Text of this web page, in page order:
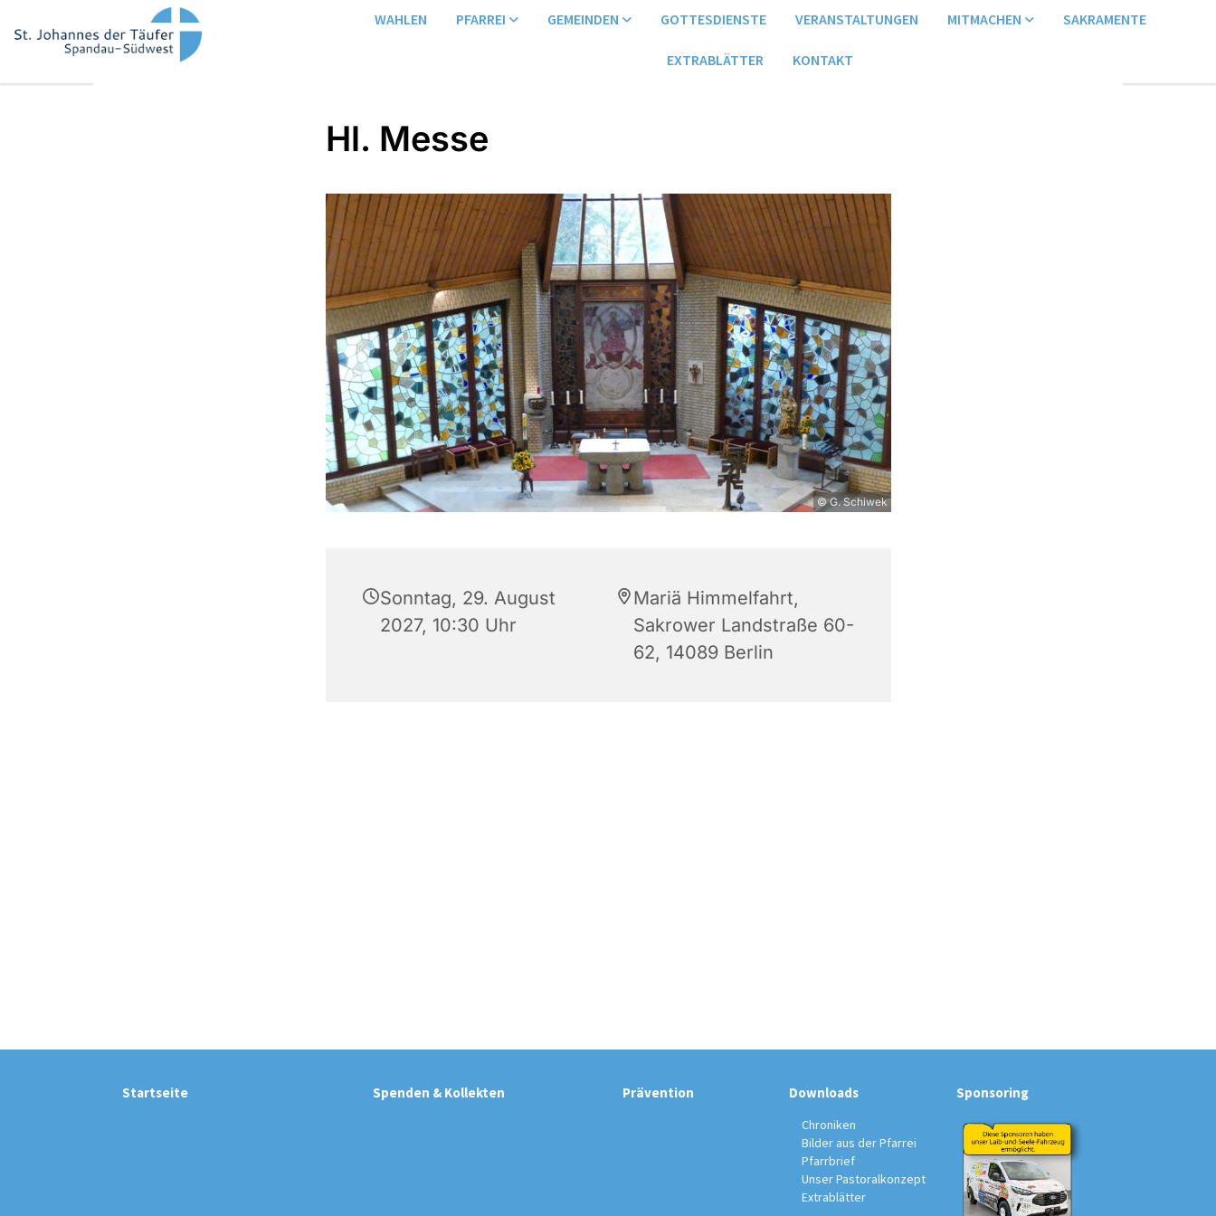
WAHLEN PFARREI GEMEINDEN GOTTESDIENSTE VERANSTALTUNGEN MITMACHEN SAKRAMENTE
EXTRABLÄTTER KONTAKT
Hl. Messe
© G. Schiwek
Sonntag, 29. August
2027, 10:30 Uhr
Mariä Himmelfahrt,
Sakrower Landstraße 60-
62, 14089 Berlin
Startseite Spenden & Kollekten Prävention Downloads
Chroniken
Bilder aus der Pfarrei
Pfarrbrief
Unser Pastoralkonzept
Extrablätter
Sponsoring